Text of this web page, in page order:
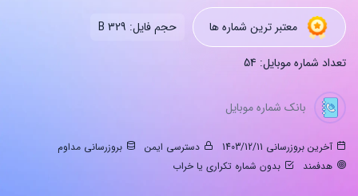
معتبر ترین شماره ها حجم فایل: 329 B
تعداد شماره موبایل: 54
بانک شماره موبایل
آخرین بروزرسانی 1403/12/11 دسترسی ایمن
بروزرسانی مداوم
هدفمند
بدون شماره تکراری یا خراب